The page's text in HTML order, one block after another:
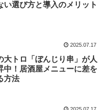
い選び方と導入のメリット
2025.07.17
大トロ「ぼんじり串」が人
中！居酒屋メニューに差を
方法